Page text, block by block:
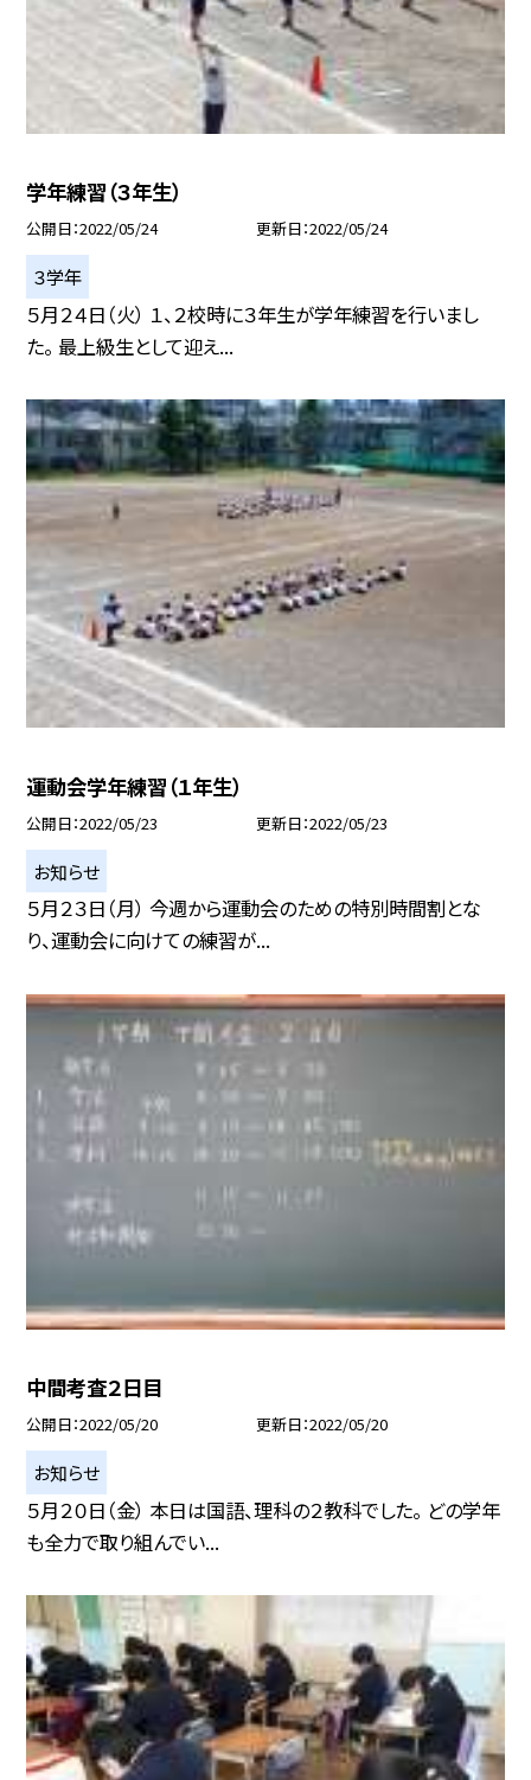
学年練習（３年生）
公開日 2022/05/24 更新日 2022/05/24
３学年
５月２４日（火） １、２校時に３年生が学年練習を行いまし
た。 最上級生として迎え...
運動会学年練習（１年生）
公開日 2022/05/23 更新日 2022/05/23
お知らせ
５月２３日（月） 今週から運動会のための特別時間割とな
り、運動会に向けての練習が...
中間考査２日目
公開日 2022/05/20 更新日 2022/05/20
お知らせ
５月２０日（金） 本日は国語、理科の２教科でした。 どの学年
も全力で取り組んでい...